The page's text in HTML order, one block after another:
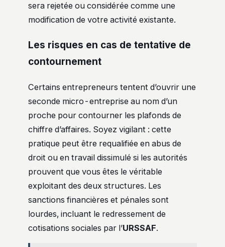
sera rejetée ou considérée comme une
modification de votre activité existante.
Les risques en cas de tentative de
contournement
Certains entrepreneurs tentent d’ouvrir une
seconde micro-entreprise au nom d’un
proche pour contourner les plafonds de
chiffre d’affaires. Soyez vigilant : cette
pratique peut être requalifiée en abus de
droit ou en travail dissimulé si les autorités
prouvent que vous êtes le véritable
exploitant des deux structures. Les
sanctions financières et pénales sont
lourdes, incluant le redressement de
cotisations sociales par l’URSSAF.